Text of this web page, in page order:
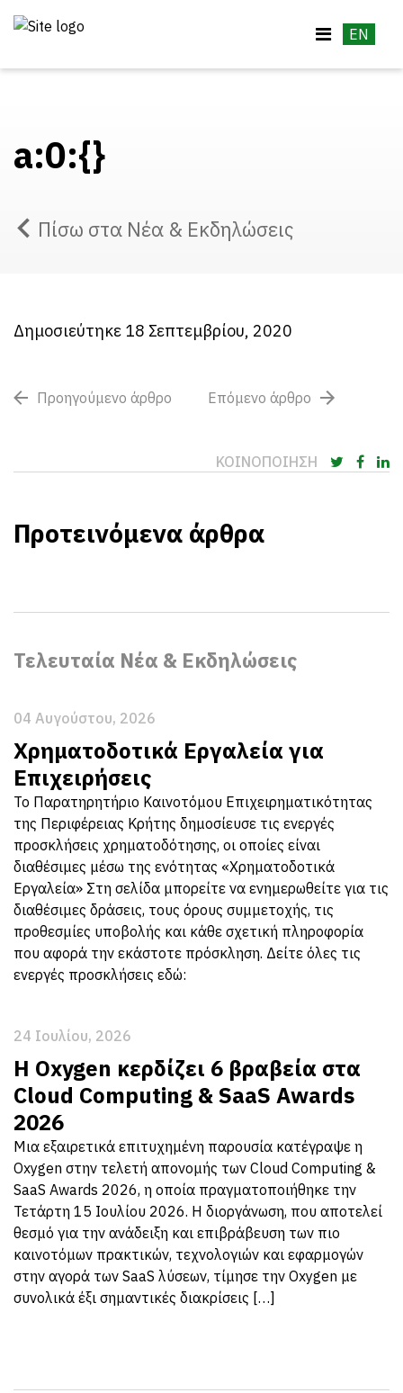
EN
a:0:{}
Πίσω στα Νέα & Εκδηλώσεις
Δημοσιεύτηκε 18 Σεπτεμβρίου, 2020
Προηγούμενο άρθρο Επόμενο άρθρο
ΚΟΙΝΟΠΟΙΗΣΗ
Προτεινόμενα άρθρα
Τελευταία Νέα & Εκδηλώσεις
04 Αυγούστου, 2026
Χρηματοδοτικά Εργαλεία για
Επιχειρήσεις
Το Παρατηρητήριο Καινοτόμου Επιχειρηματικότητας
της Περιφέρειας Κρήτης δημοσίευσε τις ενεργές
προσκλήσεις χρηματοδότησης, οι οποίες είναι
διαθέσιμες μέσω της ενότητας «Χρηματοδοτικά
Εργαλεία» Στη σελίδα μπορείτε να ενημερωθείτε για τις
διαθέσιμες δράσεις, τους όρους συμμετοχής, τις
προθεσμίες υποβολής και κάθε σχετική πληροφορία
που αφορά την εκάστοτε πρόσκληση. Δείτε όλες τις
ενεργές προσκλήσεις εδώ:
24 Ιουλίου, 2026
Η Oxygen κερδίζει 6 βραβεία στα
Cloud Computing & SaaS Awards
2026
Μια εξαιρετικά επιτυχημένη παρουσία κατέγραψε η
Oxygen στην τελετή απονομής των Cloud Computing &
SaaS Awards 2026, η οποία πραγματοποιήθηκε την
Τετάρτη 15 Ιουλίου 2026. Η διοργάνωση, που αποτελεί
θεσμό για την ανάδειξη και επιβράβευση των πιο
καινοτόμων πρακτικών, τεχνολογιών και εφαρμογών
στην αγορά των SaaS λύσεων, τίμησε την Oxygen με
συνολικά έξι σημαντικές διακρίσεις […]